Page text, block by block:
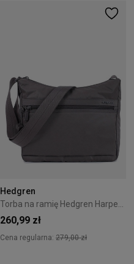
Hedgren
260,99 zł
Cena regularna: 279,00 zł